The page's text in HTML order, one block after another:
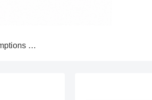
１ 前提Assumptions 構造Structure 世界 World